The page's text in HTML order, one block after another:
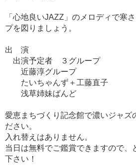
「心地良いJAZZ」のメロディで寒
プを図りましょう。
出 演
出演予定者 ３グループ
近藤淳グループ
たいちゃんず＋工藤直子
浅草姉妹ばんど
愛恵まちづくり記念館で濃いジャズ
ださい。
入れ替えはありません。
当日は無料でご鑑賞できますので、
下さい！